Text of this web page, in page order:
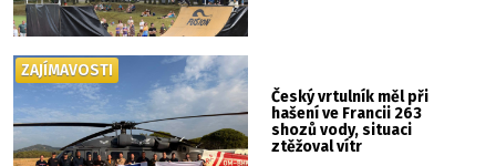
Český vrtulník měl při
hašení ve Francii 263
shozů vody, situaci
ztěžoval vítr
ZAJÍMAVOSTI